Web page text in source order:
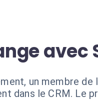
avec
un membre
dans le CRM. Le